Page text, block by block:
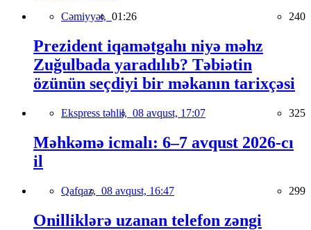
Cəmiyyət, 01:26 240
Prezident iqamətgahı niyə məhz
Zuğulbada yaradılıb? Təbiətin
özünün seçdiyi bir məkanın tarixçəsi
Ekspress təhlil, 08 avqust, 17:07 325
Məhkəmə icmalı: 6–7 avqust 2026-cı
il
Qafqaz, 08 avqust, 16:47 299
Onilliklərə uzanan telefon zəngi